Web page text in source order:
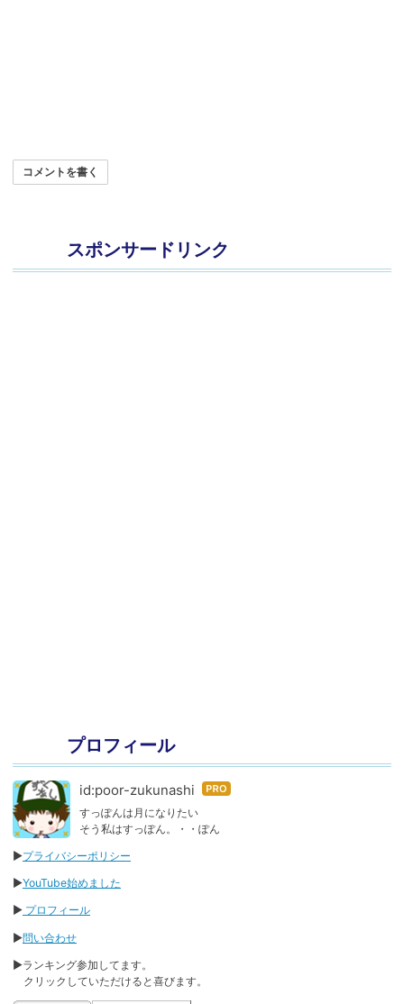
コメントを書く
スポンサードリンク
プロフィール
id:poor-zukunashi はて
ログ
すっぽんは月になりたい
そう私はすっぽん。・・ぽん
▶プライバシーポリシー
▶YouTube始めました
▶ プロフィール
▶問い合わせ
▶ランキング参加してます。
クリックしていただけると喜びます。